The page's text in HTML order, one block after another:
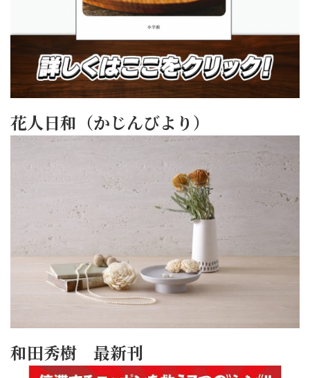
花人日和（かじんびより）
和田秀樹 最新刊